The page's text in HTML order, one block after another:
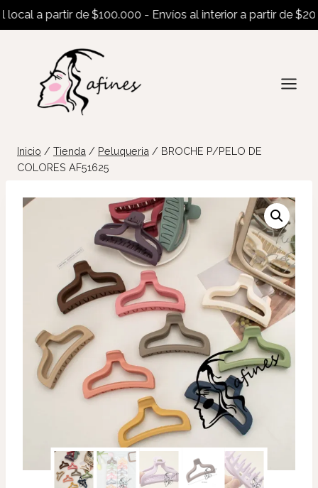
a partir de $100.000 - Envíos al interior a partir de
contenido
Inicio / Tienda / Peluqueria / BROCHE P/PELO DE
COLORES AF51625